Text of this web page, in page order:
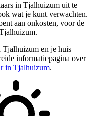
in Tjalhuizum uit te
wat je kunt verwachten.
aan onkosten, voor de
Tjalhuizum en je huis
informatiepagina over
in Tjalhuizum.